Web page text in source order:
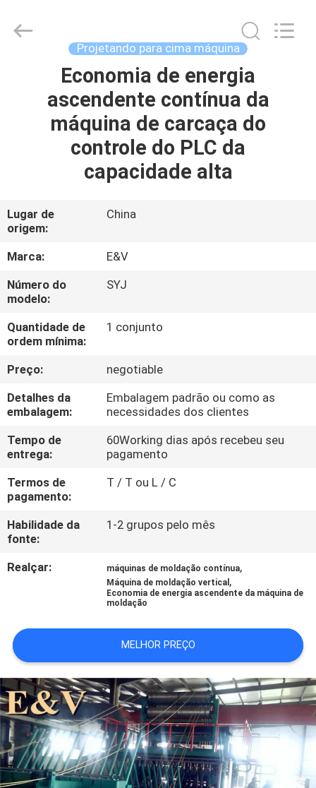
PRODUTOS
EXCURSÃO
DA
FÁBRICA
CONTROLE
DA
QUALIDADE
CONTACTE-
NOS
NOTÍCIA
PEÇA
UMAS
MAPA
DO
SITE
PRIVACY
POLICY
JICHENG
MACHINERY
Projetando para cima máquina
Economia de energia
ascendente contínua da
máquina de carcaça do
controle do PLC da
capacidade alta
Lugar de
origem:
China
Marca:
E&V
Número do
modelo:
SYJ
Quantidade de
ordem mínima:
1 conjunto
Preço:
negotiable
Detalhes da
embalagem:
Embalagem padrão ou como as
necessidades dos clientes
Tempo de
entrega:
60Working dias após recebeu seu
pagamento
Termos de
pagamento:
T / T ou L / C
Habilidade da
fonte:
1-2 grupos pelo mês
Realçar: máquinas de moldação contínua,
Máquina de moldação vertical ,
Economia de energia ascendente da máquina de
moldação
MELHOR PREÇO